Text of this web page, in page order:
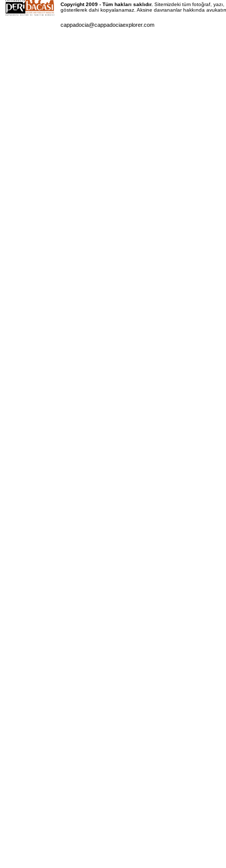
Copyright 2009 - Tüm hakları saklıdır. Sitemizdeki tüm fotoğraf,
gösterilerek dahi kopyalanamaz. Aksine davrananlar hakkında
cappadocia@cappadociaexplorer.com